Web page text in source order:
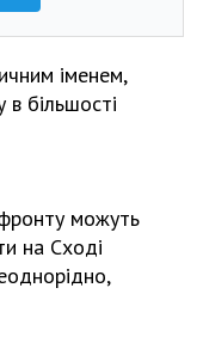
іменем,
більшості
можуть
на Сході